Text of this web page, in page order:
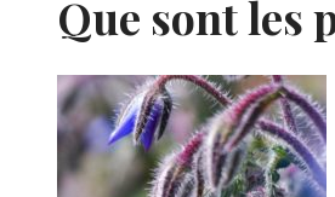
Que sont les